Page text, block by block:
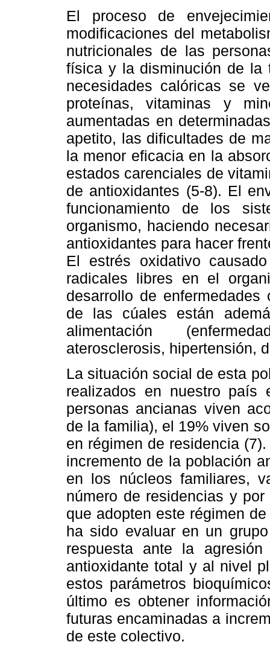
El proceso de
modificaciones del
nutricionales de las
física y la disminución de la
necesidades calóricas se
proteínas, vitaminas y
aumentadas en
apetito, las dificultades de
la menor eficacia en la
estados carenciales de
de antioxidantes (5-8). El
funcionamiento de los
organismo, haciendo
antioxidantes para hacer
El estrés oxidativo
radicales libres en el
desarrollo de
de las cúales están
alimentación
aterosclerosis, hipertensión,
La situación social de esta
realizados en nuestro país
personas ancianas viven
de la familia), el 19% viven
en régimen de residencia
incremento de la población
en los núcleos familiares,
número de residencias y
que adopten este régimen
ha sido evaluar en un
respuesta ante la
antioxidante total y al nivel
estos parámetros
último es obtener
futuras encaminadas a
de este colectivo.